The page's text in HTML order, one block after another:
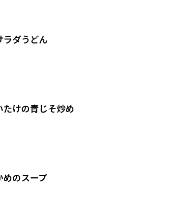
ラダうどん
たけの青じそ炒め
めのスープ